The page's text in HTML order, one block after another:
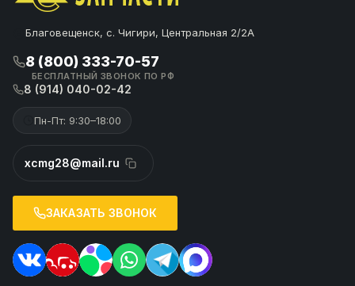
Благовещенск, с. Чигири, Центральная 2/2А
8 (800) 333-70-57
БЕСПЛАТНЫЙ ЗВОНОК ПО РФ
8 (914) 040-02-42
Пн-Пт: 9:30–18:00
xcmg28@mail.ru
ЗАКАЗАТЬ ЗВОНОК